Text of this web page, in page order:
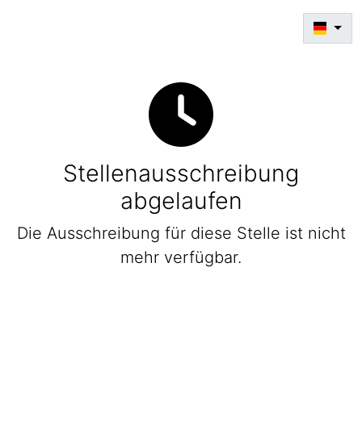
Stellenausschreibung
abgelaufen
Die Ausschreibung für diese Stelle ist nicht
mehr verfügbar.